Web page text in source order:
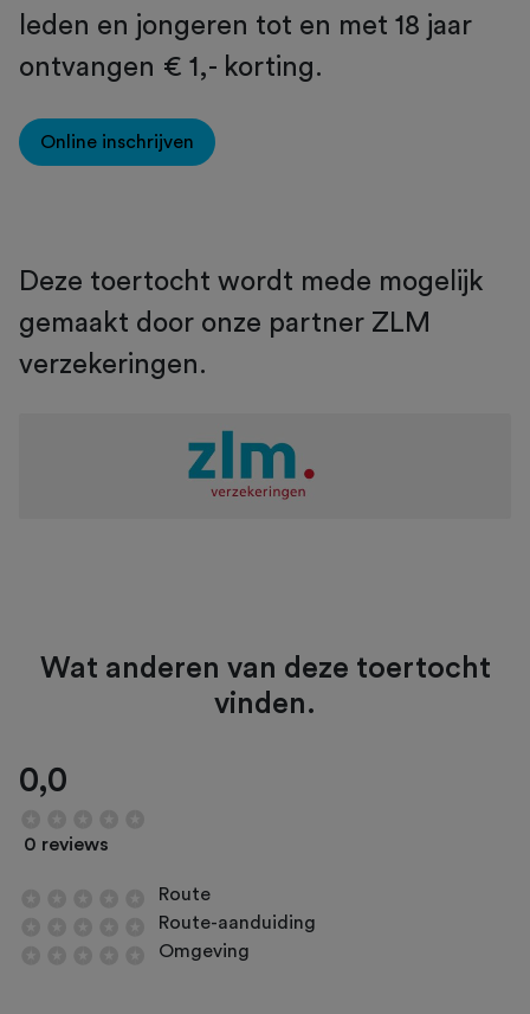
leden en jongeren tot en met 18 jaar
ontvangen € 1,- korting.
Online inschrijven
Deze toertocht wordt mede mogelijk
gemaakt door onze partner ZLM
verzekeringen.
Wat anderen van deze toertocht
vinden.
0,0
0 reviews
Route
Route-aanduiding
Omgeving